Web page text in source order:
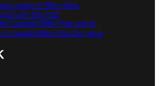
Laptop ở Biên Hòa
luôn tốt nhất
Laptop Biên Hòa giá rẻ
laptop Biên Hòa lấy ngay